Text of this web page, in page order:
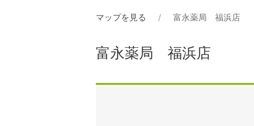
マップを見る 富永薬局 福浜店
富永薬局 福浜店